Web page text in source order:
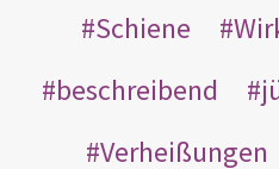
Schiene
beschreibend
Verheißungen